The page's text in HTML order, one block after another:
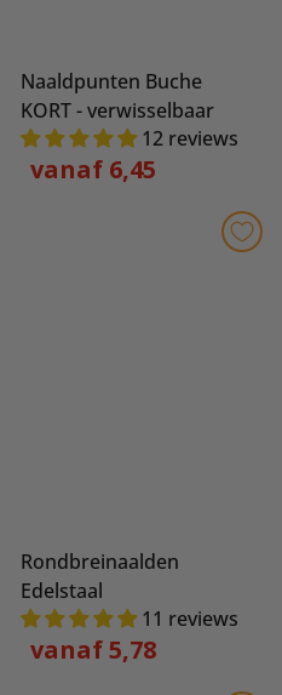
Naaldpunten Buche
KORT - verwisselbaar
12 reviews
vanaf 6,45
Rondbreinaalden
Edelstaal
11 reviews
vanaf 5,78